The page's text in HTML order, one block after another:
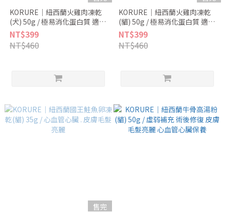
KORURE｜紐西蘭火雞肉凍乾
(犬) 50g / 極易消化蛋白質 適合
敏感腸胃的零食
NT$399
NT$460
KORURE｜紐西蘭火雞肉凍乾
(貓) 50g / 極易消化蛋白質 適合
敏感腸胃的零食
NT$399
NT$460
售完